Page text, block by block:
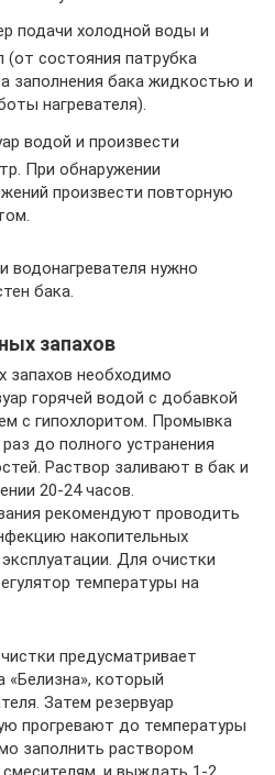
подачи холодной воды и
(от состояния патрубка
заполнения бака жидкостью и
нагревателя).
водой и произвести
При обнаружении
произвести повторную
водонагревателя нужно
бака.
запахов
запахов необходимо
горячей водой с добавкой
с гипохлоритом. Промывка
до полного устранения
Раствор заливают в бак и
20-24 часов.
рекомендуют проводить
накопительных
Для очистки
температуры на
предусматривает
«Белизна», который
Затем резервуар
прогревают до температуры
заполнить раствором